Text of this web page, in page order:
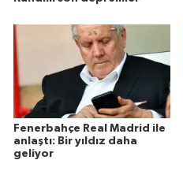
Fenerbahçe Real Madrid ile
anlaştı: Bir yıldız daha
geliyor